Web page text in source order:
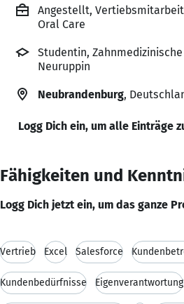
Angestellt,
Oral Care
Studentin,
Neuruppin
Neubrandenburg,
Logg Dich ein, um alle Einträge
Fähigkeiten und
Logg Dich jetzt ein, um das ganze
Vertrieb Excel Salesforce
Kundenbedürfnisse Eigenverantwortung